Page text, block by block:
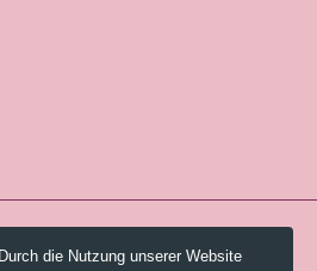
Zürich.
die Nutzung unserer Website